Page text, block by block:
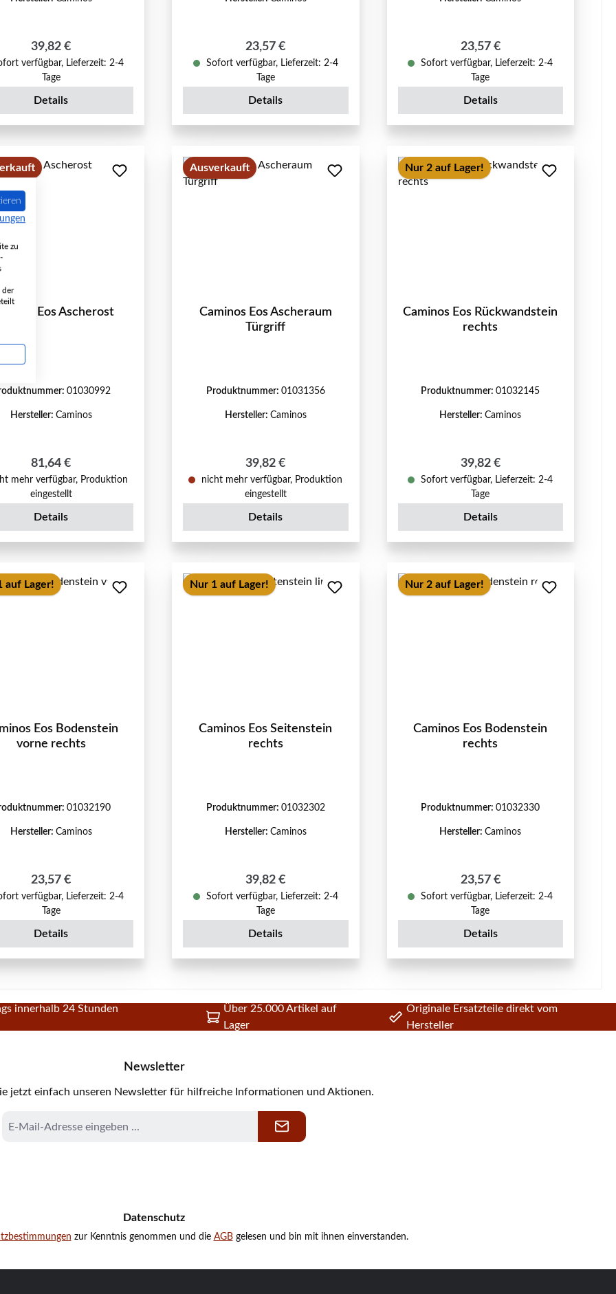
Regulärer Preis:
39,82 €
verfügbar, Lieferzeit: 2-4
Tage
Details
Regulärer Preis:
23,57 €
Sofort verfügbar, Lieferzeit: 2-4
Tage
Details
Regulärer Preis:
23,57 €
Sofort verfügbar, Lieferzeit: 2-4
Tage
Details
Eos Ascherost
01030992
Hersteller: Caminos
Regulärer Preis:
81,64 €
mehr verfügbar, Produktion
eingestellt
Details
Ausverkauft
Caminos Eos Ascheraum
Türgriff
Produktnummer: 01031356
Hersteller: Caminos
Regulärer Preis:
39,82 €
nicht mehr verfügbar, Produktion
eingestellt
Details
Nur 2 auf Lager!
Caminos Eos Rückwandstein
rechts
Produktnummer:01032145
Hersteller:Caminos
Regulärer Preis:
39,82 €
Sofort verfügbar, Lieferzeit: 2-4
Tage
Details
auf Lager!
Eos Bodenstein
vorne rechts
01032190
Hersteller: Caminos
Regulärer Preis:
23,57 €
verfügbar, Lieferzeit: 2-4
Tage
Details
Nur 1 auf Lager!
Caminos Eos Seitenstein
rechts
Produktnummer: 01032302
Hersteller: Caminos
Regulärer Preis:
39,82 €
Sofort verfügbar, Lieferzeit: 2-4
Tage
Details
Nur 2 auf Lager!
Caminos Eos Bodenstein
rechts
Produktnummer:01032330
Hersteller:Caminos
Regulärer Preis:
23,57 €
Sofort verfügbar, Lieferzeit: 2-4
Tage
Details
innerhalb 24 Stunden
Über 25.000 Artikel auf
Lager
Originale Ersatzteile direkt vom
Hersteller
Newsletter
jetzt einfach unseren Newsletter für hilfreiche Informationen und Aktionen.
Mail-
Datenschutz
zur Kenntnis genommen und die AGBgelesen und bin mit ihnen einverstanden.
zu
der